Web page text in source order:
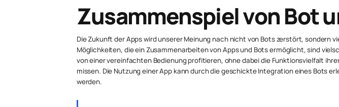
Zusammenspiel von Bot
Die Zukunft der Apps wird unserer Meinung nach nicht von Bots zerstört, sondern
Möglichkeiten, die ein Zusammenarbeiten von Apps und Bots ermöglicht, sind
von einer vereinfachten Bedienung profitieren, ohne dabei die Funktionsvielfalt
missen. Die Nutzung einer App kann durch die geschickte Integration eines Bots
werden.